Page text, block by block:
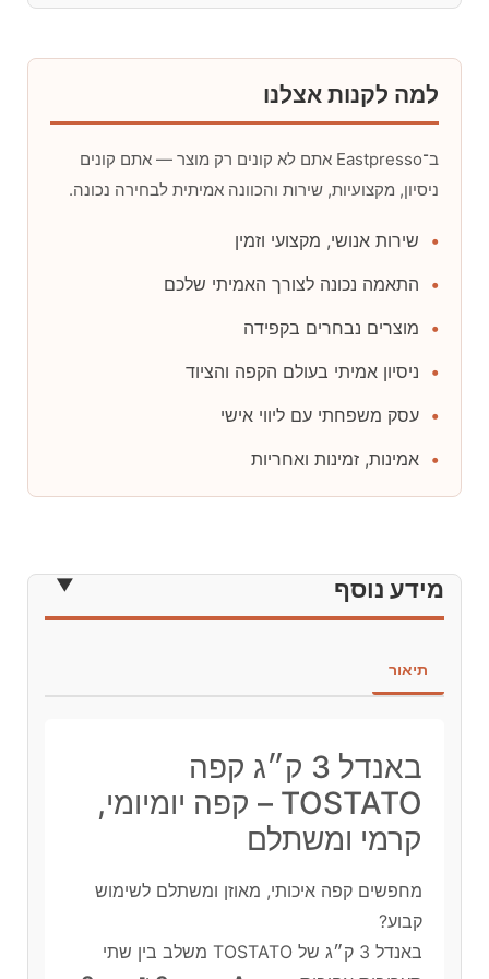
למה לקנות אצלנו
ב־Eastpresso אתם לא קונים רק מוצר — אתם קונים
ניסיון, מקצועיות, שירות והכוונה אמיתית לבחירה נכונה.
שירות אנושי, מקצועי וזמין
התאמה נכונה לצורך האמיתי שלכם
מוצרים נבחרים בקפידה
ניסיון אמיתי בעולם הקפה והציוד
עסק משפחתי עם ליווי אישי
אמינות, זמינות ואחריות
מידע נוסף
תיאור
באנדל 3 ק״ג קפה
TOSTATO – קפה יומיומי,
קרמי ומשתלם
מחפשים קפה איכותי, מאוזן ומשתלם לשימוש
קבוע?
באנדל 3 ק״ג של TOSTATO משלב בין שתי